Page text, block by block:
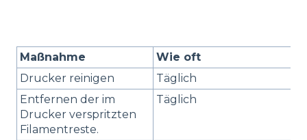
Maßnahme Wie oft
Drucker reinigen
Täglich
Entfernen der im
Drucker verspritzten
Filamentreste.
Täglich